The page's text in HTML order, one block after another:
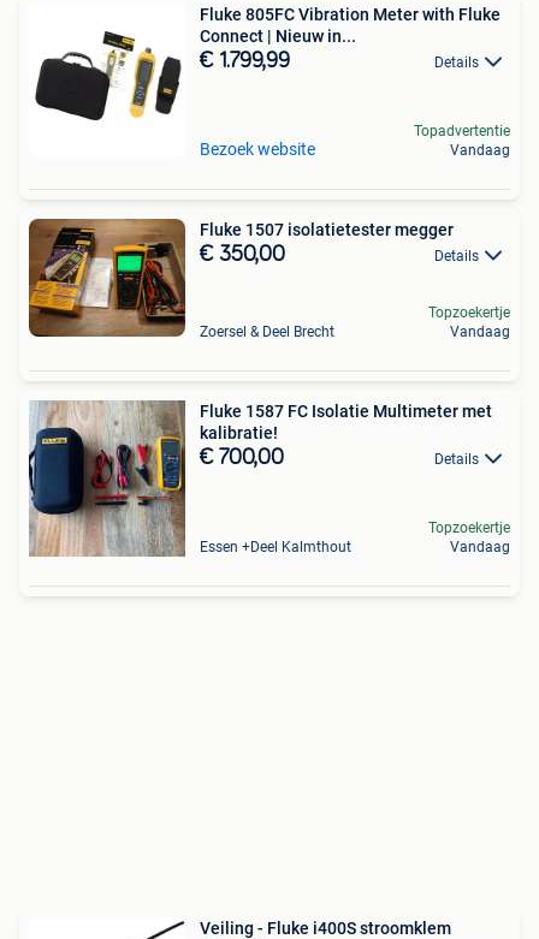
Fluke 805FC Vibration Meter with Fluke
Connect | Nieuw in...
€ 1.799,99 Details
Bezoek website
Topadvertentie
Vandaag
Fluke 1507 isolatietester megger
€ 350,00 Details
Zoersel & Deel Brecht
Topzoekertje
Vandaag
Fluke 1587 FC Isolatie Multimeter met
kalibratie!
€ 700,00 Details
Essen +Deel Kalmthout
Topzoekertje
Vandaag
Veiling - Fluke i400S stroomklem